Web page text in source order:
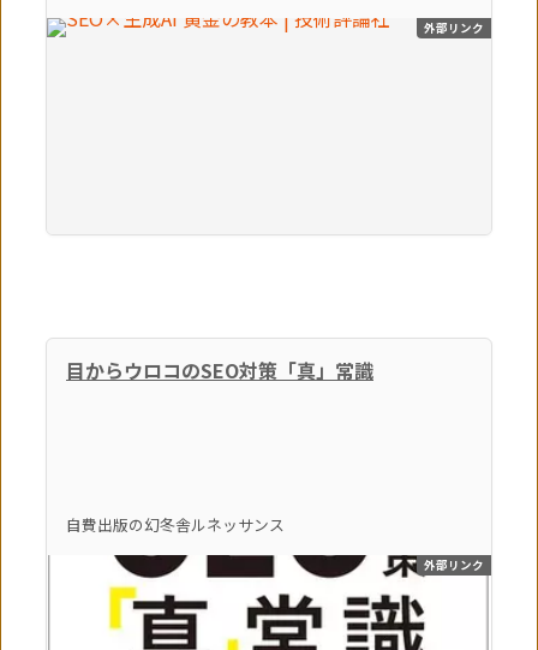
るのか？ そんな「生き残るための術」をテーマに、
外部リンク
目からウロコのSEO対策「真」常識
自費出版の幻冬舎ルネッサンス
外部リンク